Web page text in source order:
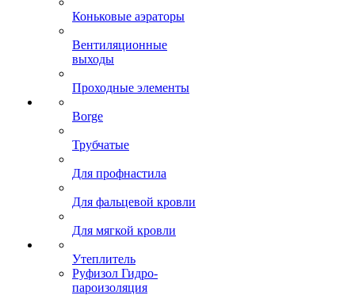
Коньковые аэраторы
Вентиляционные
выходы
Проходные элементы
Borge
Трубчатые
Для профнастила
Для фальцевой кровли
Для мягкой кровли
Утеплитель
Руфизол Гидро-
пароизоляция